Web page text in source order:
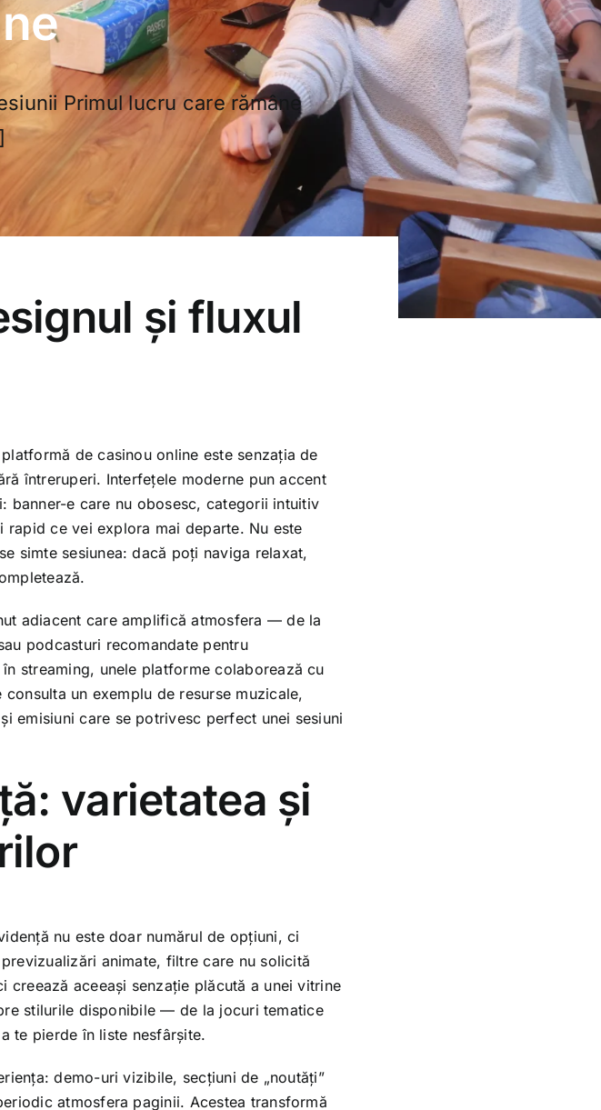
Primul lucru care rămâne
și fluxul
de casinou online este senzația de
întreruperi. Interfețele moderne pun accent
banner-e care nu obosesc, categorii intuitiv
ce vei explora mai departe. Nu este
simte sesiunea: dacă poți naviga relaxat,
adiacent care amplifică atmosfera — de la
podcasturi recomandate pentru
streaming, unele platforme colaborează cu
un exemplu de resurse muzicale,
emisiuni care se potrivesc perfect unei sesiuni
varietatea și
nu este doar numărul de opțiuni, ci
animate, filtre care nu solicită
aceeași senzație plăcută a unei vitrine
stilurile disponibile — de la jocuri tematice
te pierde în liste nesfârșite.
demo-uri vizibile, secțiuni de „noutăți”
atmosfera paginii. Acestea transformă